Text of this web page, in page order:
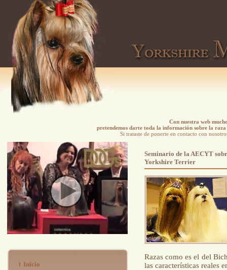
Con nuestra web
pretendemos darte toda la información sobre la
Si trataste de ponerte en contacto con
Inicio
Seminario de la AECYT
Yorkshire Terrier
Razas como es el del
las características reales